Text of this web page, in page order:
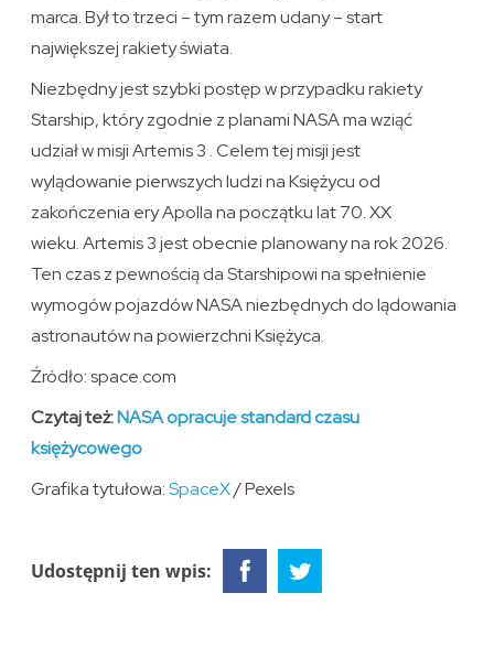
marca. Był to trzeci – tym razem udany – start
największej rakiety świata.
Niezbędny jest szybki postęp w przypadku rakiety
Starship, który zgodnie z planami NASA ma wziąć
udział w misji Artemis 3 . Celem tej misji jest
wylądowanie pierwszych ludzi na Księżycu od
zakończenia ery Apolla na początku lat 70. XX
wieku. Artemis 3 jest obecnie planowany na rok 2026.
Ten czas z pewnością da Starshipowi na spełnienie
wymogów pojazdów NASA niezbędnych do lądowania
astronautów na powierzchni Księżyca.
Źródło: space.com
Czytaj też:NASA opracuje standard czasu
księżycowego
Grafika tytułowa:SpaceX/ Pexels
Udostępnij ten wpis: